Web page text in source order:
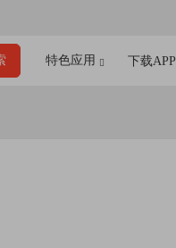
特色应用 下载APP